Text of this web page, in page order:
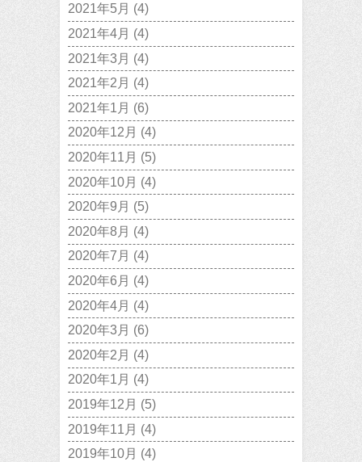
2021年5月 (4)
2021年4月 (4)
2021年3月 (4)
2021年2月 (4)
2021年1月 (6)
2020年12月 (4)
2020年11月 (5)
2020年10月 (4)
2020年9月 (5)
2020年8月 (4)
2020年7月 (4)
2020年6月 (4)
2020年4月 (4)
2020年3月 (6)
2020年2月 (4)
2020年1月 (4)
2019年12月 (5)
2019年11月 (4)
2019年10月 (4)